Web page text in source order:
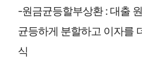
-원금균등할부상환 : 대출
균등하게 분할하고 이자를
식